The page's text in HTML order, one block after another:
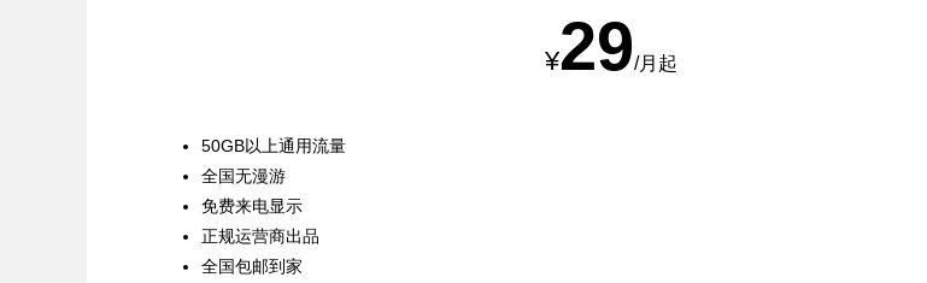
¥29/月起
50GB以上通用流量
全国无漫游
免费来电显示
正规运营商出品
全国包邮到家